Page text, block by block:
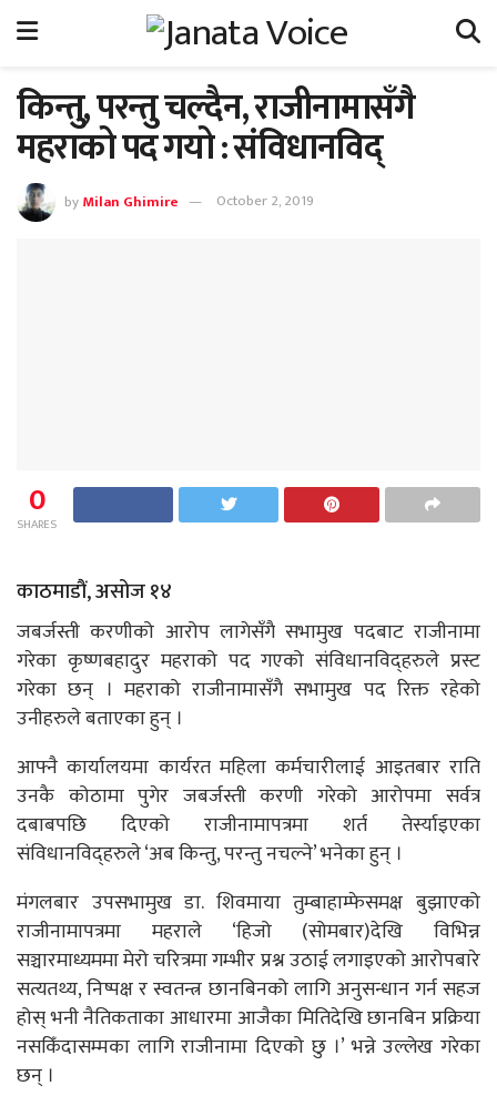
किन्तु, परन्तु चल्दैन, राजीनामासँगै
महराको पद गयो : संविधानविद्
byMilan Ghimire October 2, 2019
0
SHARES
काठमाडौं, असोज १४
जबर्जस्ती करणीको आरोप लागेसँगै सभामुख पदबाट राजीनामा
गरेका कृष्णबहादुर महराको पद गएको संविधानविद्हरुले प्रस्ट
गरेका छन् । महराको राजीनामासँगै सभामुख पद रिक्त रहेको
उनीहरुले बताएका हुन् ।
आफ्नै कार्यालयमा कार्यरत महिला कर्मचारीलाई आइतबार राति
उनकै कोठामा पुगेर जबर्जस्ती करणी गरेको आरोपमा सर्वत्र
दबाबपछि दिएको राजीनामापत्रमा शर्त तेर्स्याइएका
संविधानविद्हरुले ‘अब किन्तु, परन्तु नचल्ने’ भनेका हुन् ।
मंगलबार उपसभामुख डा. शिवमाया तुम्बाहाम्फेसमक्ष बुझाएको
राजीनामापत्रमा महराले ‘हिजो (सोमबार)देखि विभिन्न
सञ्चारमाध्यममा मेरो चरित्रमा गम्भीर प्रश्न उठाई लगाइएको आरोपबारे
सत्यतथ्य, निष्पक्ष र स्वतन्त्र छानबिनको लागि अनुसन्धान गर्न सहज
होस् भनी नैतिकताका आधारमा आजैका मितिदेखि छानबिन प्रक्रिया
नसकिँदासम्मका लागि राजीनामा दिएको छु ।’ भन्ने उल्लेख गरेका
छन् ।